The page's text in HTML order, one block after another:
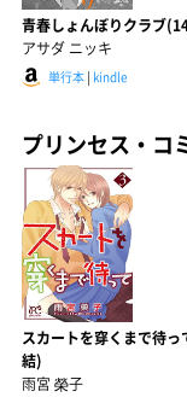
青春しょんぼりクラブ
アサダ ニッキ
単行本 | kindle
プリンセス・コ
スカートを穿くまで待
結)
雨宮 榮子